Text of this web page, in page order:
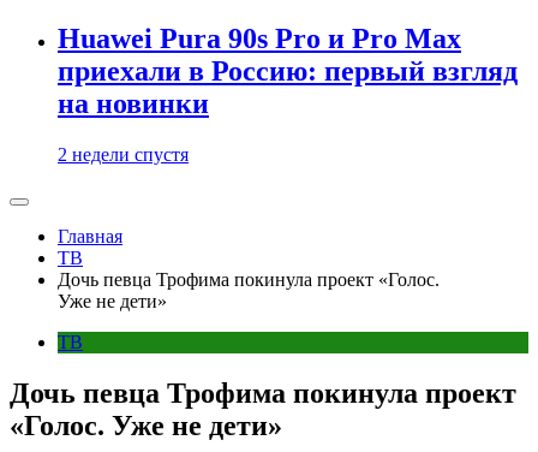
Huawei Pura 90s Pro и Pro Max
приехали в Россию: первый взгляд
на новинки
2 недели спустя
Главная
ТВ
Дочь певца Трофима покинула проект «Голос.
Уже не дети»
ТВ
Дочь певца Трофима покинула проект
«Голос. Уже не дети»